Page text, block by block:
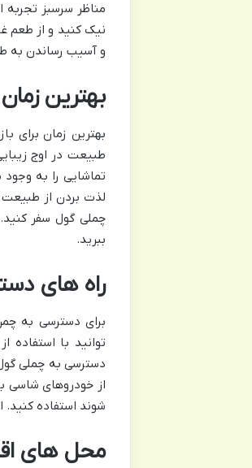
مناظر سرسبز تجربه
نیک کنید و از طعم
و آسیب رساندن به
بهترین
بهترین زمان برای
طبیعت در اوج
تماشایی را به
لذت بردن از طبیعت
چملی گول سفر
ببرید.
راه های
برای دسترسی به
توانید با
دسترسی به چملی
از خودروهای شاسی
شوند استفاده کنید.
محل های